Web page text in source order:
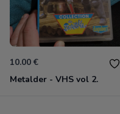
10.00 €
Metalder - VHS vol 2.